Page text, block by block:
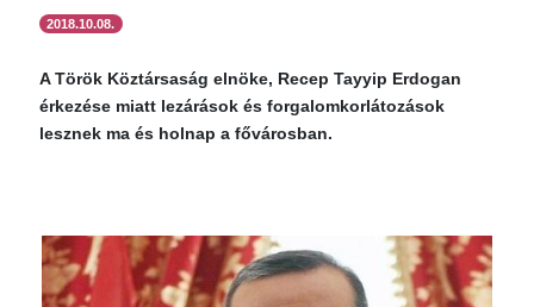
2018.10.08.
A Török Köztársaság elnöke, Recep Tayyip Erdogan
érkezése miatt lezárások és forgalomkorlátozások
lesznek ma és holnap a fővárosban.